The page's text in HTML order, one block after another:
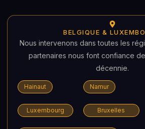
BELGIQUE &
Nous intervenons dans toutes les
partenaires nous font confiance
décennie.
Hainaut Namur
Luxembourg Bruxelles